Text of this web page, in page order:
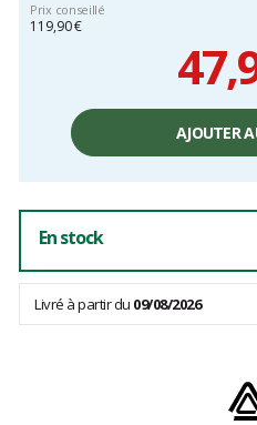
Prix conseillé
119,90 €
unitaire,
AJOUTER
En stock
Livré à partir du 09/08/2026